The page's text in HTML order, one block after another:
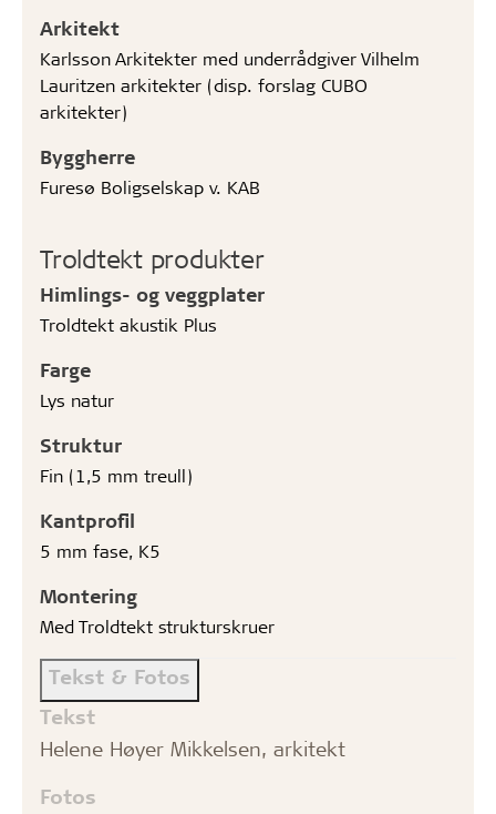
Arkitekt
Karlsson Arkitekter med underrådgiver Vilhelm
Lauritzen arkitekter (disp. forslag CUBO
arkitekter)
Byggherre
Furesø Boligselskap v. KAB
Troldtekt produkter
Himlings- og veggplater
Troldtekt akustik Plus
Farge
Lys natur
Struktur
Fin (1,5 mm treull)
Kantprofil
5 mm fase, K5
Montering
Med Troldtekt strukturskruer
Tekst & Fotos
Tekst
Helene Høyer Mikkelsen, arkitekt
Fotos